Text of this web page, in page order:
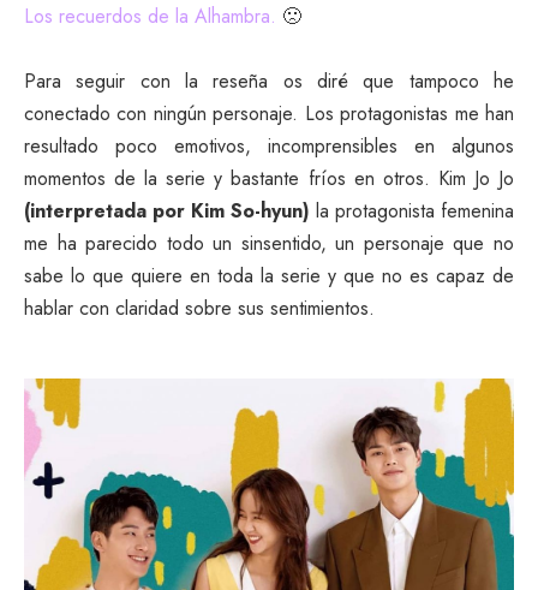
Los recuerdos de la Alhambra. 🙁
Para seguir con la reseña os diré que tampoco he
conectado con ningún personaje. Los protagonistas me han
resultado poco emotivos, incomprensibles en algunos
momentos de la serie y bastante fríos en otros. Kim Jo Jo
(interpretada por Kim So-hyun) la protagonista femenina
me ha parecido todo un sinsentido, un personaje que no
sabe lo que quiere en toda la serie y que no es capaz de
hablar con claridad sobre sus sentimientos.